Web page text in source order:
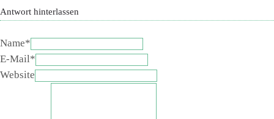
Antwort hinterlassen
Name*
E-Mail*
Website